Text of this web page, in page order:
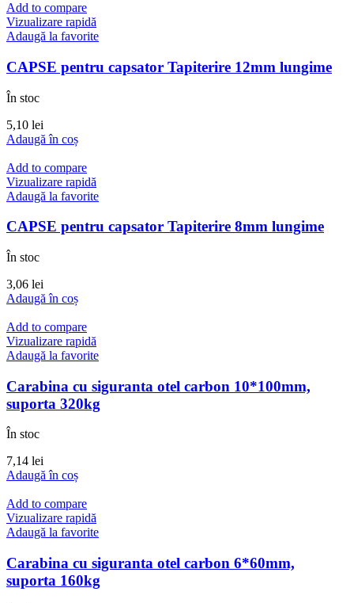
Add to compare
Vizualizare rapidă
Adaugă la favorite
CAPSE pentru capsator Tapiterire 12mm lungime
În stoc
5,10 lei
Adaugă în coș
Add to compare
Vizualizare rapidă
Adaugă la favorite
CAPSE pentru capsator Tapiterire 8mm lungime
În stoc
3,06 lei
Adaugă în coș
Add to compare
Vizualizare rapidă
Adaugă la favorite
Carabina cu siguranta otel carbon 10*100mm,
suporta 320kg
În stoc
7,14 lei
Adaugă în coș
Add to compare
Vizualizare rapidă
Adaugă la favorite
Carabina cu siguranta otel carbon 6*60mm,
suporta 160kg